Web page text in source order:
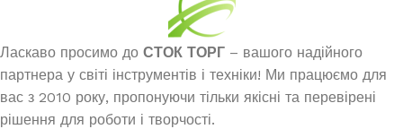
Ласкаво просимо до СТОК ТОРГ – вашого надійного
партнера у світі інструментів і техніки! Ми працюємо для
вас з 2010 року, пропонуючи тільки якісні та перевірені
рішення для роботи і творчості.